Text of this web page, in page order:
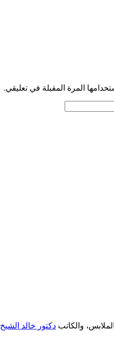
المرة المقبلة في تعليقي.
دكتور خالد الشيخ